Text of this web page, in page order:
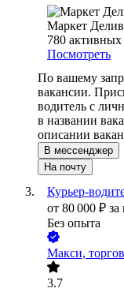
Маркет
780 активных
Посмотреть
По вашему
вакансии.
водитель с
в названии
описании
В мессенджер
На почту
Курьер-
от 80 000 ₽ за
Без опыта
Макси,
3.7